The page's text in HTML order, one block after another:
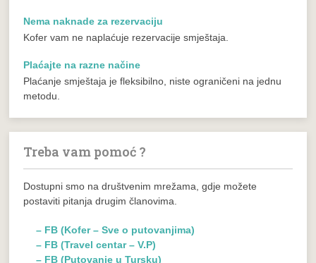
Nema naknade za rezervaciju
Kofer vam ne naplaćuje rezervacije smještaja.
Plaćajte na razne načine
Plaćanje smještaja je fleksibilno, niste ograničeni na jednu
metodu.
Treba vam pomoć ?
Dostupni smo na društvenim mrežama, gdje možete
postaviti pitanja drugim članovima.
– FB (Kofer – Sve o putovanjima)
– FB (Travel centar – V.P)
– FB (Putovanje u Tursku)